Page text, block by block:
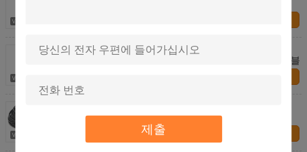
제출
2 또는 4 채널 ODC-듀플렉스 LC 케이블 IP67 실외
ODC 2 코어 커넥터 ODC 플러그 소켓-LC 패치 케이블
RRU CPRI 접속 코드